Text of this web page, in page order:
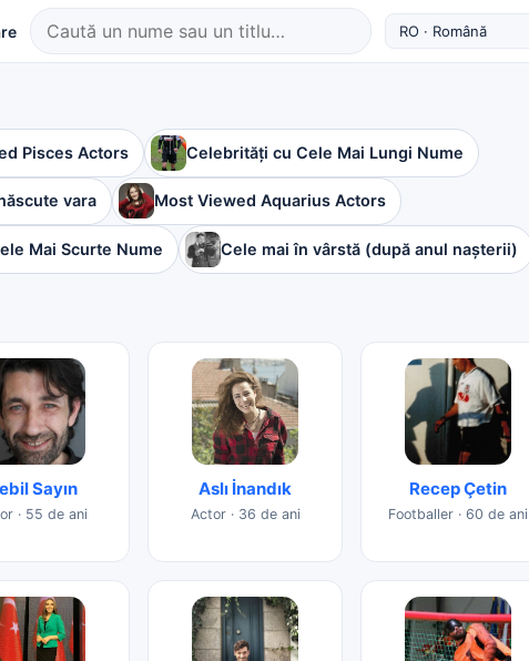
Pisces Actors Celebrități cu Cele Mai Lungi Nume
vara Most Viewed Aquarius Actors
Mai Scurte Nume Cele mai în vârstă (după anul nașterii)
Sayın
· 55 de ani
Aslı İnandık
Actor · 36 de ani
Recep Çetin
Footballer · 60 de ani